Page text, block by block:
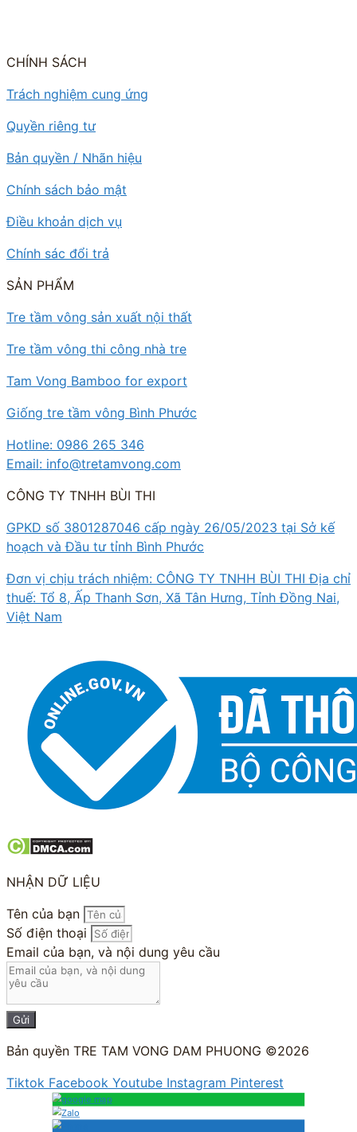
CHÍNH SÁCH
Trách nghiệm cung ứng
Quyền riêng tư
Bản quyền / Nhãn hiệu
Chính sách bảo mật
Điều khoản dịch vụ
Chính sác đổi trả
SẢN PHẨM
Tre tầm vông sản xuất nội thất
Tre tầm vông thi công nhà tre
Tam Vong Bamboo for export
Giống tre tầm vông Bình Phước
Hotline: 0986 265 346
Email: info@tretamvong.com
CÔNG TY TNHH BÙI THI
GPKD số 3801287046 cấp ngày 26/05/2023 tại Sở kế
hoạch và Đầu tư tỉnh Bình Phước
Đơn vị chịu trách nhiệm: CÔNG TY TNHH BÙI THI Địa chỉ
thuế: Tổ 8, Ấp Thanh Sơn, Xã Tân Hưng, Tỉnh Đồng Nai,
Việt Nam
NHẬN DỮ LIỆU
Tên của bạn
Số điện thoại
Email của bạn, và nội dung yêu cầu
Gửi
Bản quyền TRE TAM VONG DAM PHUONG ©2026
Tiktok Facebook Youtube Instagram Pinterest